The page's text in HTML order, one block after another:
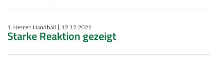
1. Herren Handball 12.12.2021
Starke Reaktion gezeigt